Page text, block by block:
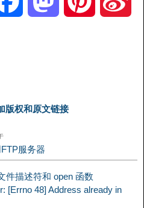
o
o
d
o
r
e
e
版权和原文链接
服务器
件描述符和 open 函数
[Errno 48] Address already in